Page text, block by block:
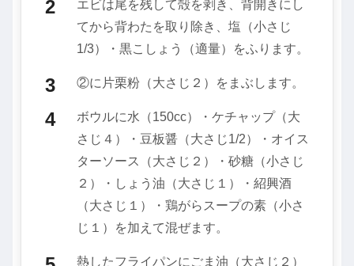
エビは尾を残して殻を剥き、背開きにし
てから背わたを取り除き、塩（小さじ
1/3）・黒こしょう（適量）をふります。
②に片栗粉（大さじ２）をまぶします。
ボウルに水（150cc）・ケチャップ（大
さじ４）・豆板醤（大さじ1/2）・オイス
ターソース（大さじ２）・砂糖（小さじ
２）・しょう油（大さじ１）・紹興酒
（大さじ１）・鶏がらスープの素（小さ
じ１）を加えて混ぜます。
熱したフライパンにごま油（大さじ２）